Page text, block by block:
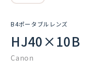
B4ポータブルレンズ
HJ40×10B
Canon